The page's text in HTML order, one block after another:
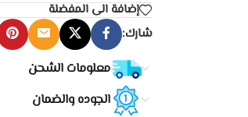
إضافة الى المفضلة
شارك:
معلومات الشحن
الجوده والضمان